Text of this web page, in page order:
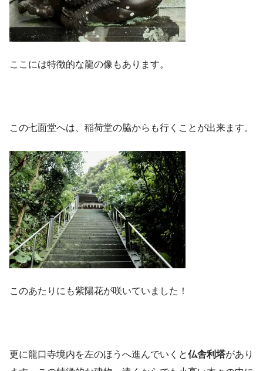
ここには特徴的な龍の像もあります。
この七面堂へは、稲荷堂の脇からも行くことが出来ます。
このあたりにも紫陽花が咲いていました！
更に龍口寺境内を左のほうへ進んでいくと仏舎利塔があり